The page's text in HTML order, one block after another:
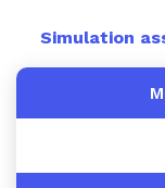
Simulation